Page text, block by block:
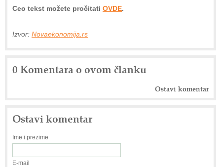
Ceo tekst možete pročitati OVDE.
Izvor: Novaekonomija.rs
0 Komentara o ovom članku
Ostavi komentar
Ostavi komentar
Ime i prezime
E-mail